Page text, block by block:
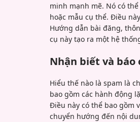
minh mạnh mẽ. Nó có
hoặc mẫu cụ thể. Điều
Hướng dẫn bài đăng,
cụ này tạo ra một hệ
Nhận biết và báo
Hiểu thế nào là spam là
bao gồm các hành động
Điều này có thể bao gồm
chuyển hướng đến nội